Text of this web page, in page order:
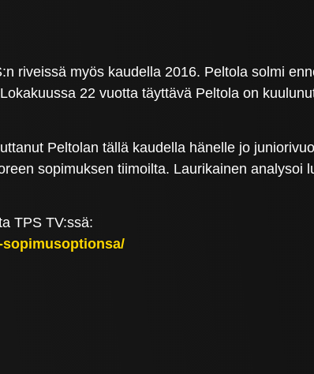
riveissä myös kaudella 2016. Peltola solmi
22 vuotta täyttävä Peltola on
Peltolan tällä kaudella hänelle jo
sopimuksen tiimoilta. Laurikainen analysoi
TPS TV:ssä: